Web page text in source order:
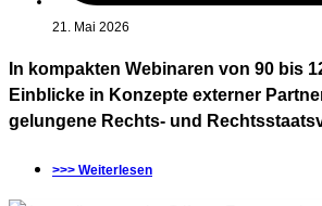
21. Mai 2026
In kompakten Webinaren von 90 bis
Einblicke in Konzepte externer
gelungene Rechts- und
>>> Weiterlesen